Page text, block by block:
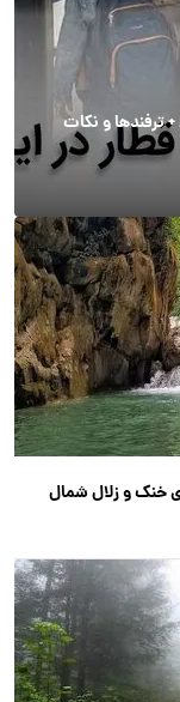
+ ترفندها و نکات
خنک و زلال شمال